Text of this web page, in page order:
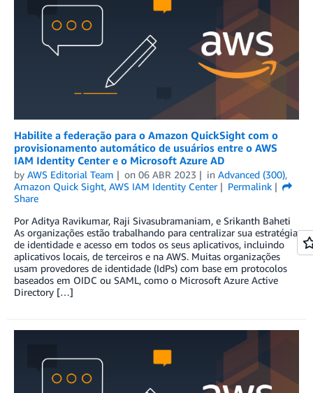
Habilite a federação para o Amazon QuickSight com o
provisionamento automático de usuários entre o AWS
IAM Identity Center e o Microsoft Azure AD
by AWS Editorial Team on 06 ABR 2023 in Advanced (300),
Amazon Quick Sight, AWS IAM Identity Center
Permalink
Share
Por Aditya Ravikumar, Raji Sivasubramaniam, e Srikanth Baheti
As organizações estão trabalhando para centralizar sua estratégia
de identidade e acesso em todos os seus aplicativos, incluindo
aplicativos locais, de terceiros e na AWS. Muitas organizações
usam provedores de identidade (IdPs) com base em protocolos
baseados em OIDC ou SAML, como o Microsoft Azure Active
Directory […]